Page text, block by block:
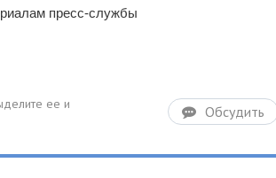
пресс-службы
Обсудить